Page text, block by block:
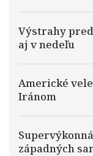
Výstrahy
aj v nedeľu
Americké
Iránom
západných